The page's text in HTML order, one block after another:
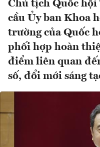
Chủ tịch Quốc hội
cầu Ủy ban Khoa
trường của Quốc
phối hợp hoàn
điểm liên quan
số, đổi mới sáng